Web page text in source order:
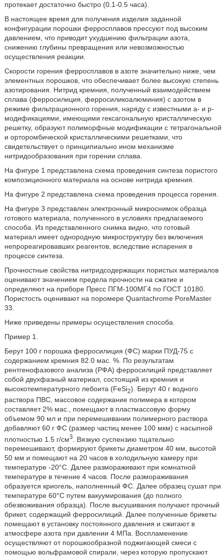
протекает достаточно быстро (0.1-0.5 часа).
В настоящее время для получения изделия заданной
конфигурации порошки ферросплавов прессуют под высоким
давлением, что приводит ухудшению фильтрации азота,
снижению глубины превращения или невозможностью
осуществления реакции.
Скорости горения ферросплавов в азоте значительно ниже, чем
элементных порошков, что обеспечивает более высокую степень
азотирования. Нитрид кремния, полученный взаимодействием
сплава (ферросилиция, ферросиликоалюминия) с азотом в
режиме фильтрационного горения, наряду с известными а- и р-
модификациями, имеющими гексагональную кристаллическую
решетку, образуют полиморфные модификации с тетрагональной
и орторомбической кристаллическими решетками, что
свидетельствует о принципиально ином механизме
нитридообразования при горении сплава.
На фигуре 1 представлена схема проведения синтеза пористого
композиционного материала на основе нитрида кремния.
На фигуре 2 представлена схема проведения процесса горения.
На фигуре 3 представлен электронный микроснимок образца
готового материала, полученного в условиях предлагаемого
способа. Из представленного снимка видно, что готовый
материал имеет однородную микроструктуру без включения
непрореагировавших реагентов, вследствие испарения в
процессе синтеза.
Прочностные свойства нитридсодержащих пористых материалов
оценивают значением предела прочности на сжатие и
определяют на приборе Пресс ПГМ-100МГ4 по ГОСТ 10180.
Пористость оценивают на поромере Quantachrome PoreMaster
33.
Ниже приведены примеры осуществления способа.
Пример 1.
Берут 100 г порошка ферросилиция (ФС) марки ПУД-75 с
содержанием кремния 82.0 мас. %. По результатам
рентгенофазового анализа (РФА) ферросилиций представляет
собой двухфазный материал, состоящий из кремния и
высокотемпературного лебоита (FeSi2). Берут 40 г водного
раствора ПВС, массовое содержание полимера в котором
составляет 2% мас., помещают в пластмассовую форму
объемом 90 мл и при перемешивании полимерного раствора
добавляют 60 г ФС (размер частиц менее 100 мкм) с насыпной
плотностью 1.5 г/см3
. Вязкую суспензию тщательно
перемешивают, формируют брикеты диаметром 40 мм, высотой
50 мм и помещают на 20 часов в холодильную камеру при
температуре -20°С. Далее размораживают при комнатной
температуре в течение 4 часов. После размораживания
образуется криогель, наполненный ФС. Далее образец сушат при
температуре 60°С путем вакуумирования (до полного
обезвоживания образца). После высушивания получают прочный
брикет, содержащий ферросилиций. Далее полученные брикеты
помещают в установку постоянного давления и сжигают в
атмосфере азота при давлении 4 МПа. Воспламенение
осуществляют от порошкообразной поджигающей смеси с
помощью вольфрамовой спирали, через которую пропускают